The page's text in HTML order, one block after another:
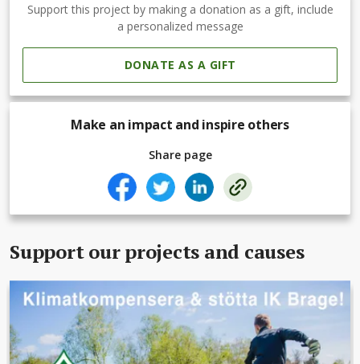
Support this project by making a donation as a gift, include
a personalized message
DONATE AS A GIFT
Make an impact and inspire others
Share page
Support our projects and causes